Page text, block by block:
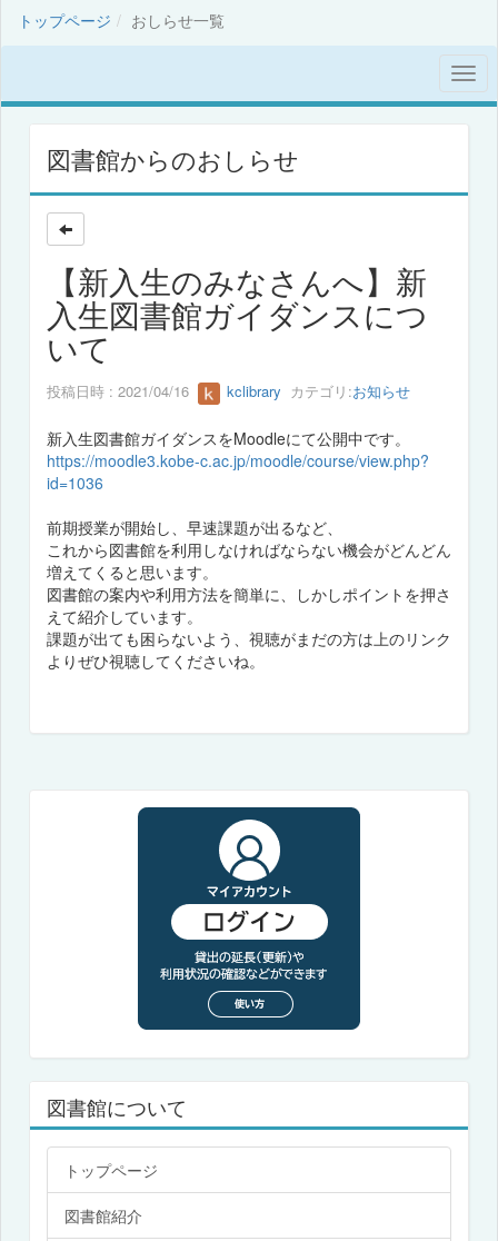
トップページ おしらせ一覧
図書館からのおしらせ
【新入生のみなさんへ】新
入生図書館ガイダンスにつ
いて
投稿日時 : 2021/04/16 kclibrary カテゴリ:お知らせ
新入生図書館ガイダンスをMoodleにて公開中です。
https://moodle3.kobe-c.ac.jp/moodle/course/view.php?
id=1036
前期授業が開始し、早速課題が出るなど、
これから図書館を利用しなければならない機会がどんどん
増えてくると思います。
図書館の案内や利用方法を簡単に、しかしポイントを押さ
えて紹介しています。
課題が出ても困らないよう、視聴がまだの方は上のリンク
よりぜひ視聴してくださいね。
図書館について
トップページ
図書館紹介